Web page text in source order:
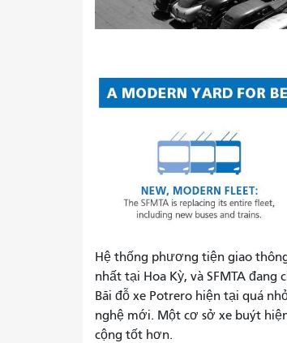
Hệ thống phương tiện giao
nhất tại Hoa Kỳ, và SFMTA
Bãi đỗ xe Potrero hiện tại quá
nghệ mới. Một cơ sở xe buýt
cộng tốt hơn.